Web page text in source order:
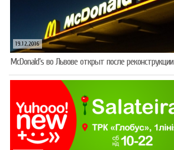
19.12.2016
McDonald’s во Львове открыт после реконструкции